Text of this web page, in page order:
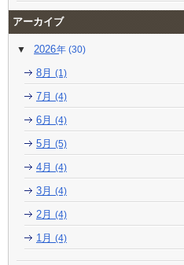
アーカイブ
2026 (30)
8月 (1)
7月 (4)
6月 (4)
5月 (5)
4月 (4)
3月 (4)
2月 (4)
1月 (4)